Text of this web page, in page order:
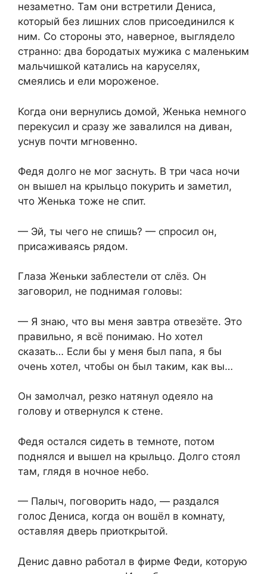
незаметно. Там они встретили Дениса,
который без лишних слов присоединился к
ним. Со стороны это, наверное, выглядело
странно: два бородатых мужика с маленьким
мальчишкой катались на каруселях,
смеялись и ели мороженое.
Когда они вернулись домой, Женька немного
перекусил и сразу же завалился на диван,
уснув почти мгновенно.
Федя долго не мог заснуть. В три часа ночи
он вышел на крыльцо покурить и заметил,
что Женька тоже не спит.
— Эй, ты чего не спишь? — спросил он,
присаживаясь рядом.
Глаза Женьки заблестели от слёз. Он
заговорил, не поднимая головы:
— Я знаю, что вы меня завтра отвезёте. Это
правильно, я всё понимаю. Но хотел
сказать… Если бы у меня был папа, я бы
очень хотел, чтобы он был таким, как вы…
Он замолчал, резко натянул одеяло на
голову и отвернулся к стене.
Федя остался сидеть в темноте, потом
поднялся и вышел на крыльцо. Долго стоял
там, глядя в ночное небо.
— Палыч, поговорить надо, — раздался
голос Дениса, когда он вошёл в комнату,
оставляя дверь приоткрытой.
Денис давно работал в фирме Феди, которую